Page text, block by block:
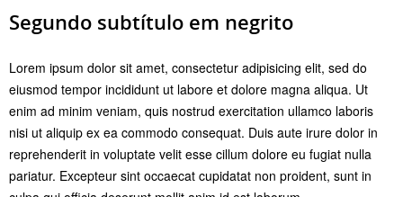
Segundo subtítulo em negrito
Lorem ipsum dolor sit amet, consectetur adipisicing elit, sed do
eiusmod tempor incididunt ut labore et dolore magna aliqua. Ut
enim ad minim veniam, quis nostrud exercitation ullamco laboris
nisi ut aliquip ex ea commodo consequat. Duis aute irure dolor in
reprehenderit in voluptate velit esse cillum dolore eu fugiat nulla
pariatur. Excepteur sint occaecat cupidatat non proident, sunt in